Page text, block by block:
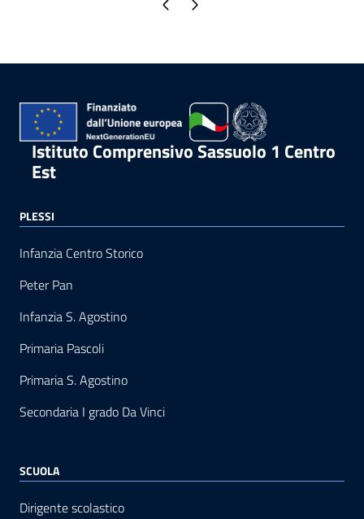
Pagina precedente
Pagina successiva
Istituto Comprensivo Sassuolo 1 Centro
Est
PLESSI
Infanzia Centro Storico
Peter Pan
Infanzia S. Agostino
Primaria Pascoli
Primaria S. Agostino
Secondaria I grado Da Vinci
SCUOLA
Dirigente scolastico